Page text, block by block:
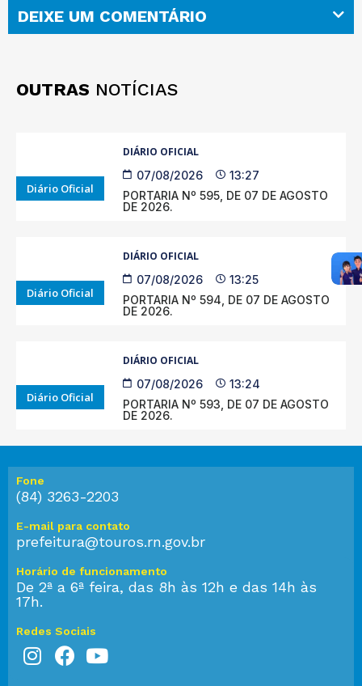
DEIXE UM COMENTÁRIO
OUTRAS NOTÍCIAS
Diário Oficial
DIÁRIO OFICIAL
07/08/2026
13:27
PORTARIA Nº 595, DE 07 DE AGOSTO
DE 2026.
Diário Oficial
DIÁRIO OFICIAL
07/08/2026
13:25
PORTARIA Nº 594, DE 07 DE AGOSTO
DE 2026.
Diário Oficial
DIÁRIO OFICIAL
07/08/2026
13:24
PORTARIA Nº 593, DE 07 DE AGOSTO
DE 2026.
Fone
(84) 3263-2203
E-mail para contato
prefeitura@touros.rn.gov.br
Horário de funcionamento
De 2ª a 6ª feira, das 8h às 12h e das 14h às
17h.
Redes Sociais